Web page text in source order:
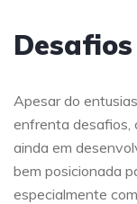
Apesar do
enfrenta desafios,
ainda em
bem posicionada
especialmente